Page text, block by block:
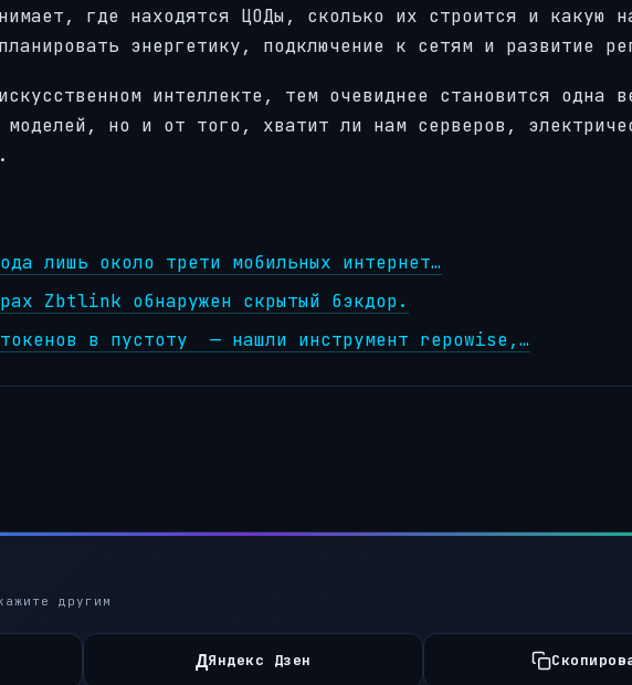
где находятся ЦОДы, сколько их строится и какую
энергетику, подключение к сетям и развитие
интеллекте, тем очевиднее становится одна
моделей, но и от того, хватит ли нам серверов,
лишь около трети мобильных интернет…
Zbtlink обнаружен скрытый бэкдор.
в пустоту — нашли инструмент repowise,…
другим
ДЯндекс Дзен